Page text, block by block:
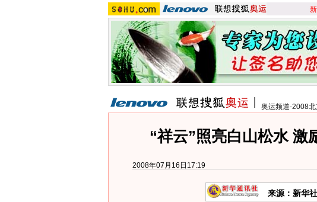
奥运频道-2008
“祥云”照亮白山松水 激
2008年07月16日17:19
来源：新华社